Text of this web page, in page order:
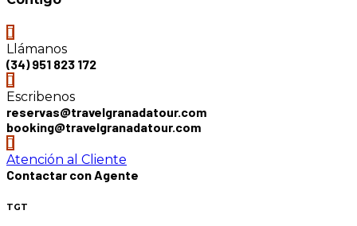
Llámanos
(34) 951 823 172
Escribenos
reservas@travelgranadatour.com
booking@travelgranadatour.com
Atención al Cliente
Contactar con Agente
TGT